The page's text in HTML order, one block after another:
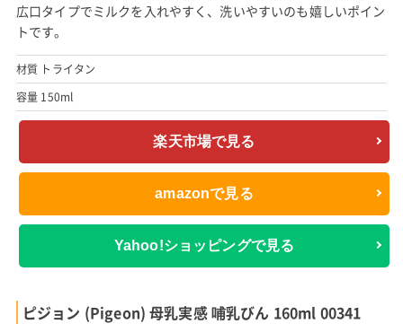
広口タイプでミルクを入れやすく、洗いやすいのも嬉しいポイン
トです。
材質 トライタン
容量 150ml
楽天市場で見る
amazonで見る
Yahoo!ショッピングで見る
ピジョン (Pigeon) 母乳実感 哺乳びん 160ml 00341